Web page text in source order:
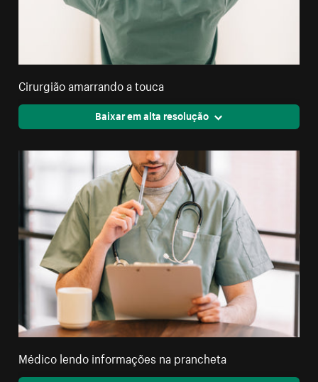
Cirurgião amarrando a touca
Baixar em alta resolução
Médico lendo informações na prancheta